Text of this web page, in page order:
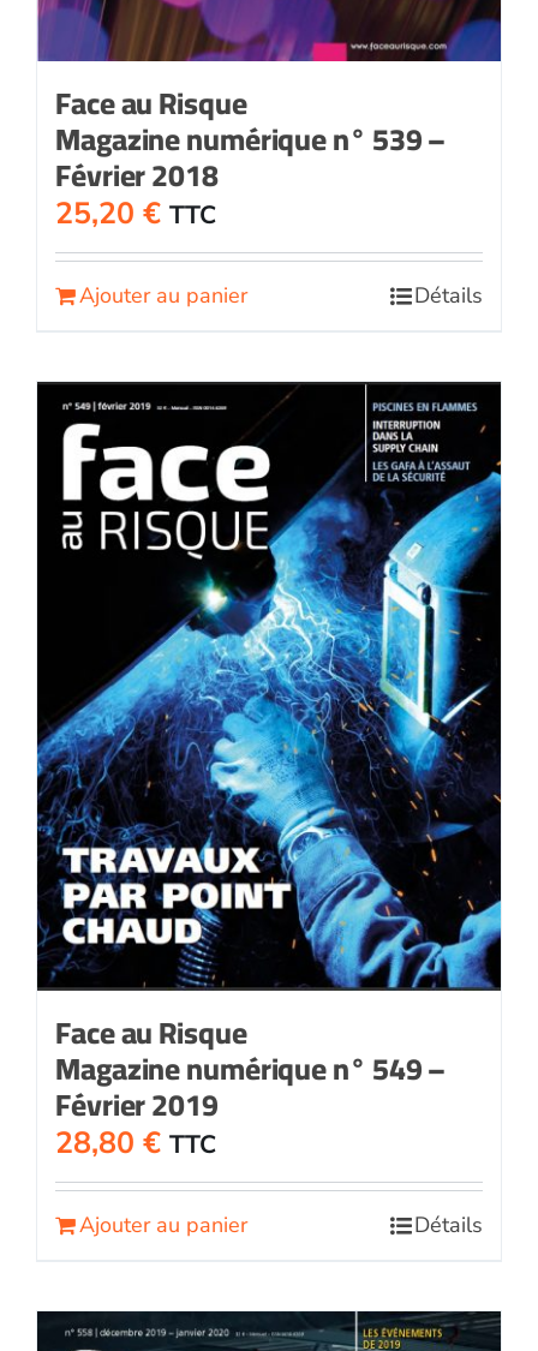
Face au Risque
Magazine numérique n° 539 –
Février 2018
25,20 € TTC
Ajouter au panier Détails
Face au Risque
Magazine numérique n° 549 –
Février 2019
28,80 € TTC
Ajouter au panier Détails